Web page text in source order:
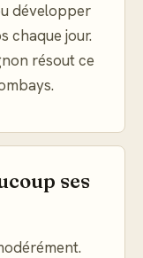
développer
chaque jour.
résout ce
ses